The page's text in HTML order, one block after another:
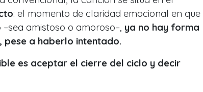
: el momento de claridad emocional en que
amistoso o amoroso–, ya no hay forma
a haberlo intentado.
es aceptar el cierre del ciclo y decir